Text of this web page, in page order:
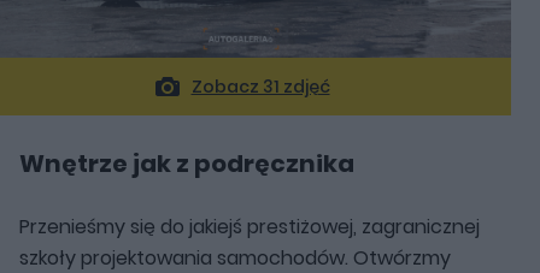
Zobacz 31 zdjęć
Wnętrze jak z podręcznika
Przenieśmy się do jakiejś prestiżowej, zagranicznej
szkoły projektowania samochodów. Otwórzmy